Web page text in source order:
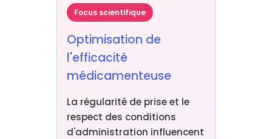
Focus scientifique
Optimisation de
l'efficacité
médicamenteuse
La régularité de prise et le
respect des conditions
d'administration influencent